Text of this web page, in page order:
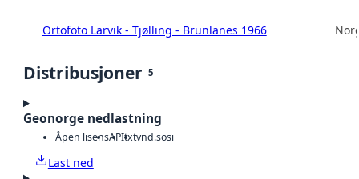
Ortofoto Larvik - Tjølling - Brunlanes 1966
Distribusjoner 5
Geonorge nedlastning
Åpen lisensAPItxtvnd.sosi
Last ned